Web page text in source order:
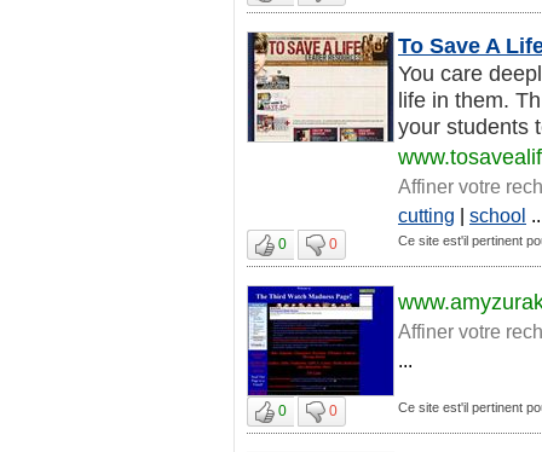
To Save A
You care
life in them.
your students
Affiner votre
cutting | school
0 0 Ce site est'il pertinent
Affiner votre
...
0 0 Ce site est'il pertinent